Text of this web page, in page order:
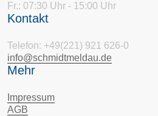
Fr.: 07:30 Uhr - 15:00 Uhr
Kontakt
Telefon: +49(221) 921 626-0
info@schmidtmeldau.de
Mehr
Impressum
AGB